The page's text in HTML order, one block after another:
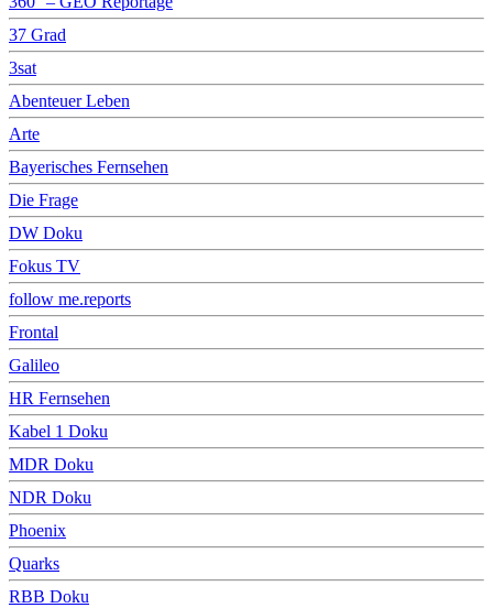
37 Grad
3sat
Abenteuer Leben
Arte
Bayerisches Fernsehen
Die Frage
DW Doku
Fokus TV
follow me.reports
Frontal
Galileo
HR Fernsehen
Kabel 1 Doku
MDR Doku
NDR Doku
Phoenix
Quarks
RBB Doku